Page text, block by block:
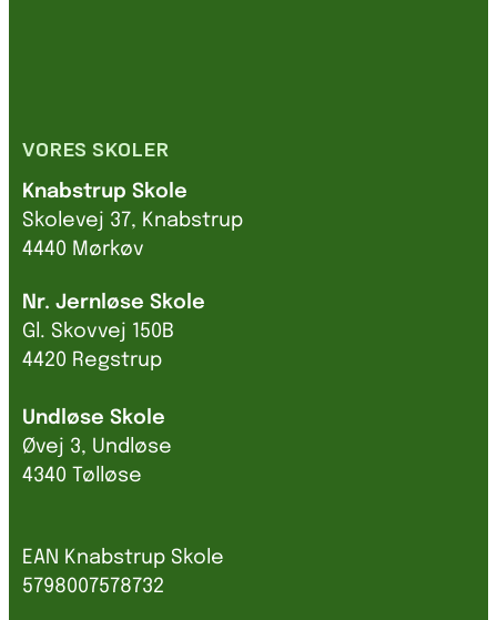
VORES SKOLER
Knabstrup Skole
Skolevej 37, Knabstrup
4440 Mørkøv
Nr. Jernløse Skole
Gl. Skovvej 150B
4420 Regstrup
Undløse Skole
Øvej 3, Undløse
4340 Tølløse
EAN Knabstrup Skole
5798007578732